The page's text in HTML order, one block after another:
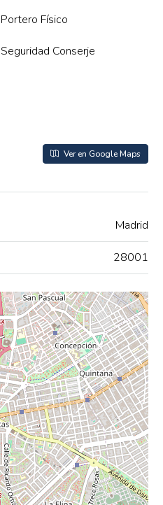
Portero Físico
Seguridad Conserje
Ver en Google Maps
Madrid
28001